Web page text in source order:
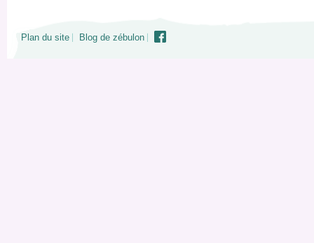
Plan du site Blog de zébulon